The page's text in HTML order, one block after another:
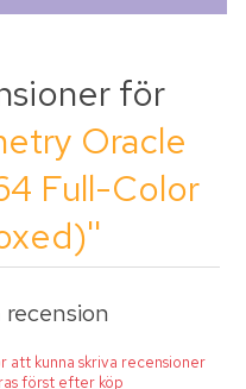
för
Oracle
Full-Color
kunna skriva recensioner
först efter köp